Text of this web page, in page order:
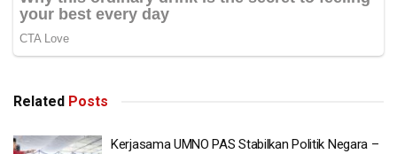
Related Posts
Kerjasama UMNO PAS Stabilkan Politik Negara –